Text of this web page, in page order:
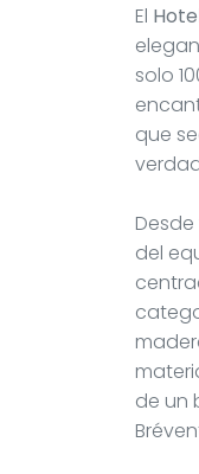
El
solo
que
del
de un